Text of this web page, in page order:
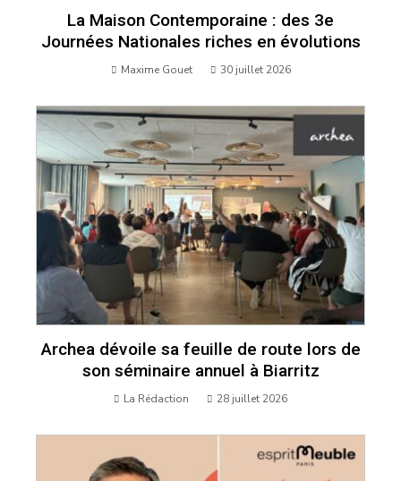
La Maison Contemporaine : des 3e
Journées Nationales riches en évolutions
Maxime Gouet 30 juillet 2026
Archea dévoile sa feuille de route lors de
son séminaire annuel à Biarritz
La Rédaction 28 juillet 2026